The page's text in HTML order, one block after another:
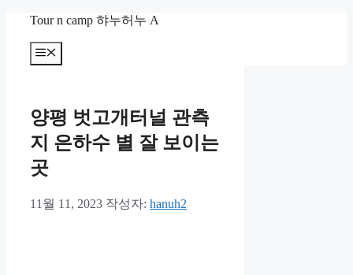
Tour n camp 햐누허누 A
메
뉴
양평 벗고개터널 관측
지 은하수 별 잘 보이는
곳
11월 11, 2023 작성자: hanuh2